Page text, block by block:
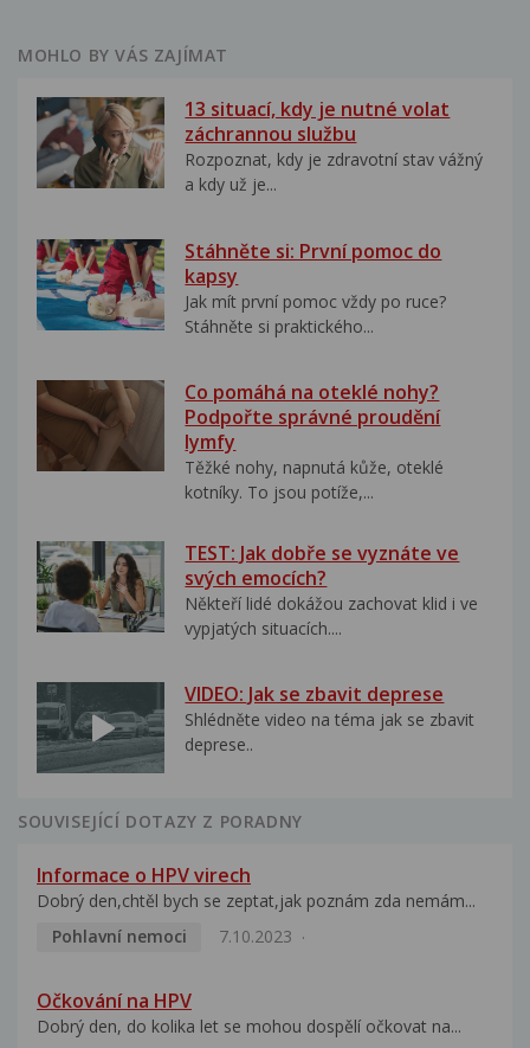
MOHLO BY VÁS ZAJÍMAT
13 situací, kdy je nutné volat
záchrannou službu
Rozpoznat, kdy je zdravotní stav vážný
a kdy už je...
Stáhněte si: První pomoc do
kapsy
Jak mít první pomoc vždy po ruce?
Stáhněte si praktického...
Co pomáhá na oteklé nohy?
Podpořte správné proudění
lymfy
Těžké nohy, napnutá kůže, oteklé
kotníky. To jsou potíže,...
TEST: Jak dobře se vyznáte ve
svých emocích?
Někteří lidé dokážou zachovat klid i ve
vypjatých situacích....
VIDEO: Jak se zbavit deprese
Shlédněte video na téma jak se zbavit
deprese..
SOUVISEJÍCÍ DOTAZY Z PORADNY
Informace o HPV virech
Dobrý den,chtěl bych se zeptat,jak poznám zda nemám...
Pohlavní nemoci
7.10.2023
Očkování na HPV
Dobrý den, do kolika let se mohou dospělí očkovat na...